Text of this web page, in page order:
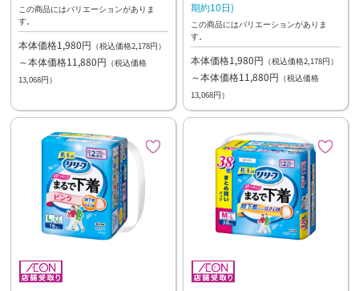
この商品にはバリエーションがありま
す。
本体価格1,980円 （税込価格2,178円）
～本体価格11,880円 （税込価格
13,068円）
期約10日)
この商品にはバリエーションがありま
す。
本体価格1,980円 （税込価格2,178円）
～本体価格11,880円 （税込価格
13,068円）